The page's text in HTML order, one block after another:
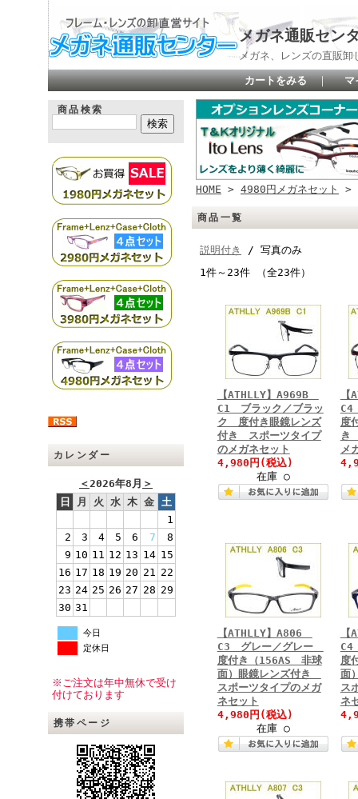
メガネ通販セン
メガネ、レンズの直販卸
カートをみる ｜ マ
商品検索
カレンダー
＜2026年8月 ＞
日
月 火 水 木 金 土
1
2
3 4 5 6 7
8
9 10 11 12 13 14 15
16 17 18 19 20 21 22
23 24 25 26 27 28 29
30 31
今日
定休日
※ご注文は年中無休で受け
付けております
携帯ページ
HOME > 4980円メガネセット >
商品一覧
説明付き
/ 写真のみ
1件～23件 （全23件）
【ATHLLY】A969B
C1 ブラック／ブラッ
ク 度付き眼鏡レンズ
付き スポーツタイプ
のメガネセット
4,980円 (税込)
在庫 ○
度
き
メ
【ATHLLY】A806
C3 グレー／グレー
度付き（156AS 非球
面）眼鏡レンズ付き
スポーツタイプのメガ
ネセット
4,980円 (税込)
在庫 ○
度
面
ス
ネ